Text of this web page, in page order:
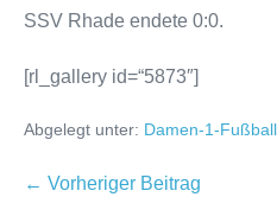
SSV Rhade endete 0:0.
[rl_gallery id=“5873″]
Abgelegt unter: Damen-1-Fußball
← Vorheriger Beitrag